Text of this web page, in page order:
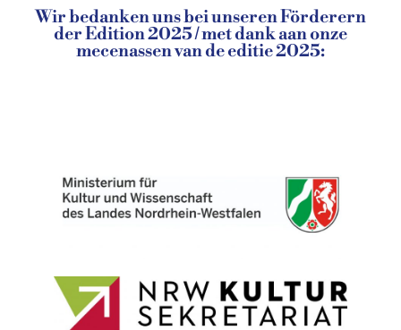
Wir bedanken uns bei unseren Förderern
der Edition 2025 / met dank aan onze
mecenassen van de editie 2025: